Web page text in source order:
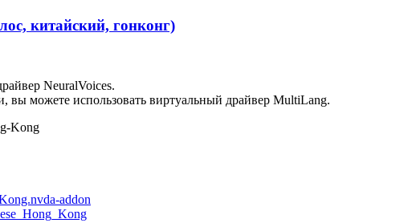
китайский, гонконг)
NeuralVoices.
вы можете использовать виртуальный драйвер MultiLang.
Kong
addon